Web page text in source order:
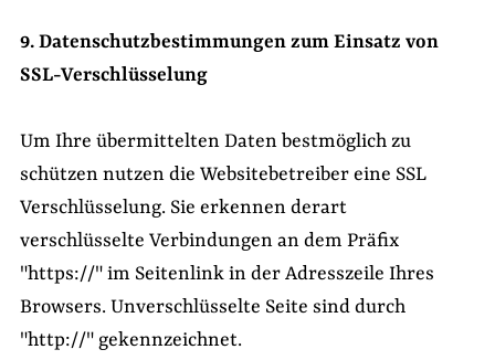
9. Datenschutzbestimmungen zum Einsatz von
SSL-Verschlüsselung
Um Ihre übermittelten Daten bestmöglich zu
schützen nutzen die Websitebetreiber eine SSL
Verschlüsselung. Sie erkennen derart
verschlüsselte Verbindungen an dem Präfix
"https://" im Seitenlink in der Adresszeile Ihres
Browsers. Unverschlüsselte Seite sind durch
"http://" gekennzeichnet.